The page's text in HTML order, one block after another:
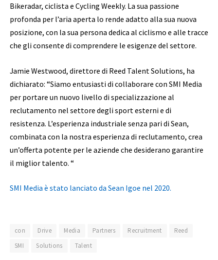
Bikeradar, ciclista e Cycling Weekly. La sua passione
profonda per l’aria aperta lo rende adatto alla sua nuova
posizione, con la sua persona dedica al ciclismo e alle tracce
che gli consente di comprendere le esigenze del settore.
Jamie Westwood, direttore di Reed Talent Solutions, ha
dichiarato: “Siamo entusiasti di collaborare con SMI Media
per portare un nuovo livello di specializzazione al
reclutamento nel settore degli sport esterni e di
resistenza. L’esperienza industriale senza pari di Sean,
combinata con la nostra esperienza di reclutamento, crea
un’offerta potente per le aziende che desiderano garantire
il miglior talento. “
SMI Media è stato lanciato da Sean Igoe nel 2020.
con Drive Media Partners Recruitment
Reed
SMI
Solutions Talent